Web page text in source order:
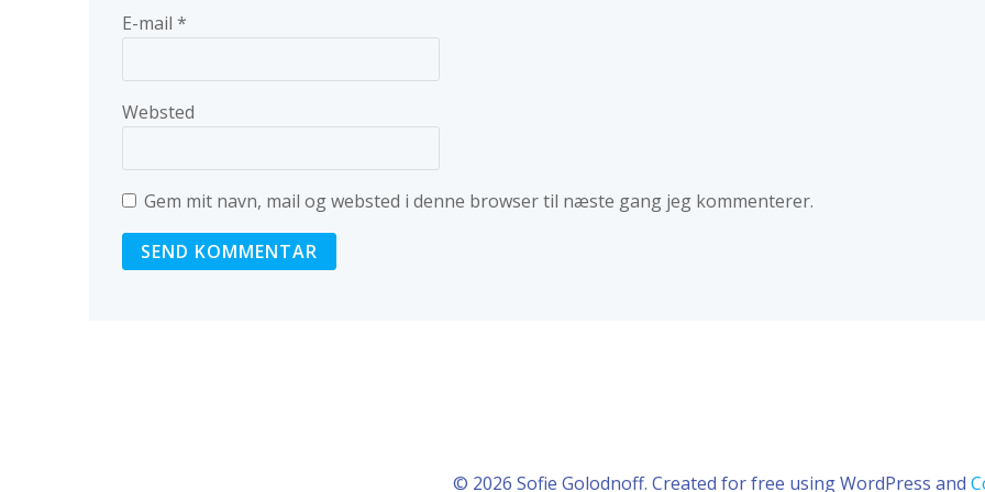
E-mail *
Websted
Gem mit navn, mail og websted i denne browser til næste gang jeg kommenterer.
© 2026 Sofie Golodnoff. Created for free using WordPress and